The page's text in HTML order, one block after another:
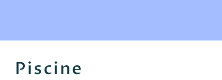
Piscine